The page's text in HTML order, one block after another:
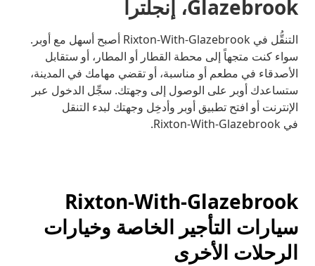
Glazebrook، إنجلترا
التنقُّل في Rixton-With-Glazebrook أصبح أسهل مع أوبر.
سواء كنت متجهاً إلى محطة القطار أو المطار، أو ستقابل
الأصدقاء في مطعم أو مناسبة، أو تقضي مهامك في المدينة،
ستساعدك أوبر على الوصول إلى وجهتك. سجِّل الدخول عبر
الإنترنت أو افتح تطبيق أوبر وأدخِل وجهتك لبدء التنقل
في Rixton-With-Glazebrook.
Rixton-With-Glazebrook
سيارات التأجير الخاصة وخيارات
الرحلات الأخرى